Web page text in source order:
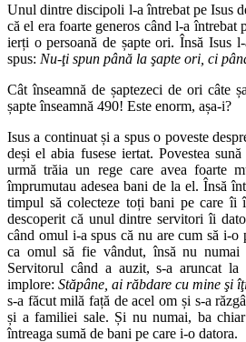
Unul dintre discipoli l-a întrebat pe Isus
că el era foarte generos când l-a întrebat
ierți o persoană de șapte ori. Însă Isus
spus: Nu-ţi spun până la şapte ori, ci
Cât înseamnă de șaptezeci de ori câte
șapte înseamnă 490! Este enorm, așa-i?
Isus a continuat și a spus o poveste
deși el abia fusese iertat. Povestea
urmă trăia un rege care avea foarte
împrumutau adesea bani de la el. Însă
timpul să colecteze toți bani pe care îi
descoperit că unul dintre servitori îi
când omul i-a spus că nu are cum să i-o
ca omul să fie vândut, însă nu
Servitorul când a auzit, s-a aruncat
implore: Stăpâne, ai răbdare cu mine şi
s-a făcut milă față de acel om și s-a
și a familiei sale. Și nu numai, ba
întreaga sumă de bani pe care i-o datora.